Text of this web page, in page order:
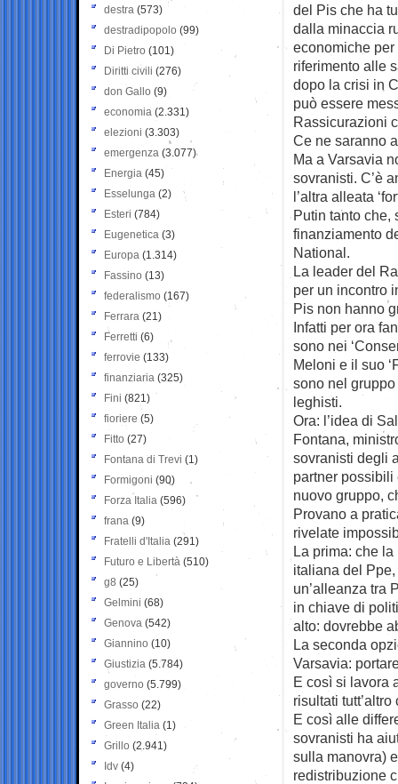
del Pis che ha
dalla minaccia
economiche
riferimento alle
dopo la crisi in
può essere
Rassicurazioni
Ce ne saranno
Ma a Varsavia
sovranisti. C’è
l’altra alleata
Putin tanto che,
finanziamento
National.
La leader del
per un incontro
Pis non hanno
Infatti per ora
sono nei
Meloni e il suo
sono nel
leghisti.
Ora: l’idea di
Fontana,
sovranisti degli
partner
nuovo gruppo,
Provano a
rivelate
La prima: che la
italiana del
un’alleanza tra
in chiave di
alto: dovrebbe
La seconda
Varsavia:
E così si lavora
risultati
E così alle
sovranisti ha
sulla manovra)
redistribuzione
destra (573)
destradipopolo (99)
Di Pietro (101)
Diritti civili (276)
don Gallo (9)
economia (2.331)
elezioni (3.303)
emergenza (3.077)
Energia (45)
Esselunga (2)
Esteri (784)
Eugenetica (3)
Europa (1.314)
Fassino (13)
federalismo (167)
Ferrara (21)
Ferretti (6)
ferrovie (133)
finanziaria (325)
Fini (821)
fioriere (5)
Fitto (27)
Fontana di Trevi (1)
Formigoni (90)
Forza Italia (596)
frana (9)
Fratelli d'Italia (291)
Futuro e Libertà (510)
g8 (25)
Gelmini (68)
Genova (542)
Giannino (10)
Giustizia (5.784)
governo (5.799)
Grasso (22)
Green Italia (1)
Grillo (2.941)
Idv (4)